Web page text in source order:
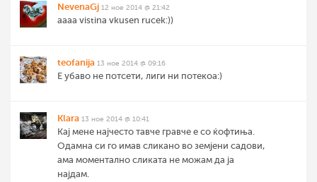
NevenaGj 12 ное 2014 @ 21:42
aaaa vistina vkusen rucek:))
teofanija 13 ное 2014 @ 09:16
Е убаво не потсети, лиги ни потекоа:)
Klara 13 ное 2014 @ 10:41
Кај мене најчесто тавче гравче е со ќофтиња.
Одамна си го имав сликано во земјени садови,
ама моментално сликата не можам да ја
најдам.